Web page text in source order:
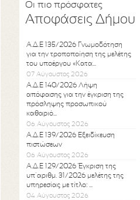
Οι πιο πρόσφατες
Αποφάσεις Δήμου
Α.Δ.Ε 135/2026 Γνωμοδότηση
για την τροποποίηση της μελέτης
του υποέργου «Κατα...
07 Αύγουστος 2026
Α.Δ.Ε 140/2026 Λήψη
απόφασης για την έγκριση της
πρόσληψης προσωπικού
καθαριό...
06 Αύγουστος 2026
Α.Δ.Ε 139/2026 Εξειδίκευση
πιστώσεων
06 Αύγουστος 2026
Α.Δ.Ε 129/2026 Έγκριση της
υπ΄αριθμ. 31/2026 μελέτης της
υπηρεσίας με τίτλο: ...
04 Αύγουστος 2026